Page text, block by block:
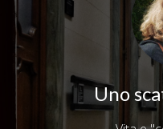
Uno